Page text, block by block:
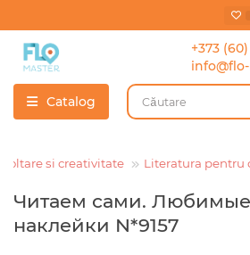
+373
Catalog
si creativitate Literatura pentru
Читаем сами. Любимые
наклейки N*9157